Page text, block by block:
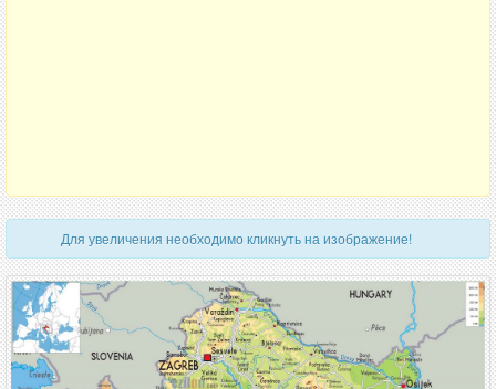
Для увеличения необходимо кликнуть на изображение!